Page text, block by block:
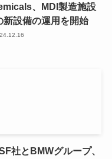
、MDI製造施設
新設備の運用を開始
社とBMWグループ、